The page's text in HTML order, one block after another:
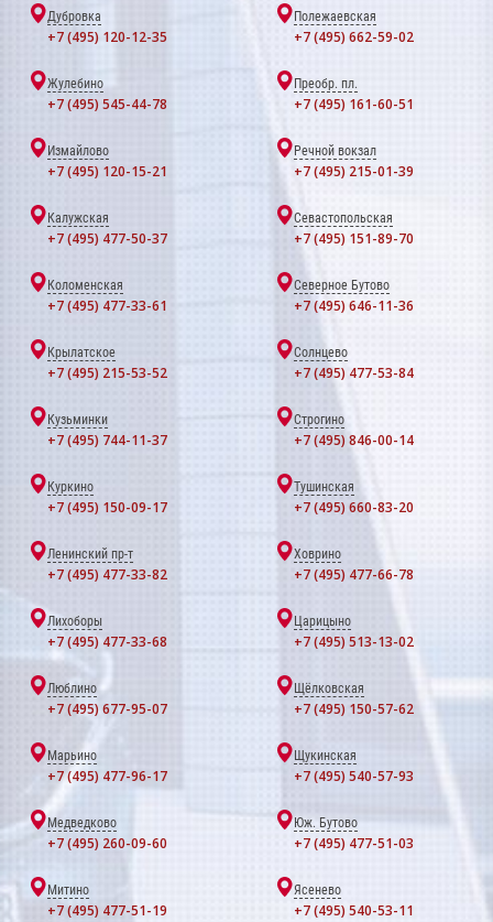
Дубровка
+7 (495) 120-12-35
Полежаевская
+7 (495) 662-59-02
Жулебино
+7 (495) 545-44-78
Преобр. пл.
+7 (495) 161-60-51
Измайлово
+7 (495) 120-15-21
Речной вокзал
+7 (495) 215-01-39
Калужская
+7 (495) 477-50-37
Севастопольская
+7 (495) 151-89-70
Коломенская
+7 (495) 477-33-61
Северное Бутово
+7 (495) 646-11-36
Крылатское
+7 (495) 215-53-52
Солнцево
+7 (495) 477-53-84
Кузьминки
+7 (495) 744-11-37
Строгино
+7 (495) 846-00-14
Куркино
+7 (495) 150-09-17
Тушинская
+7 (495) 660-83-20
Ленинский пр-т
+7 (495) 477-33-82
Ховрино
+7 (495) 477-66-78
Лихоборы
+7 (495) 477-33-68
Царицыно
+7 (495) 513-13-02
Люблино
+7 (495) 677-95-07
Щёлковская
+7 (495) 150-57-62
Марьино
+7 (495) 477-96-17
Щукинская
+7 (495) 540-57-93
Медведково
+7 (495) 260-09-60
Юж. Бутово
+7 (495) 477-51-03
Митино
+7 (495) 477-51-19
Ясенево
+7 (495) 540-53-11